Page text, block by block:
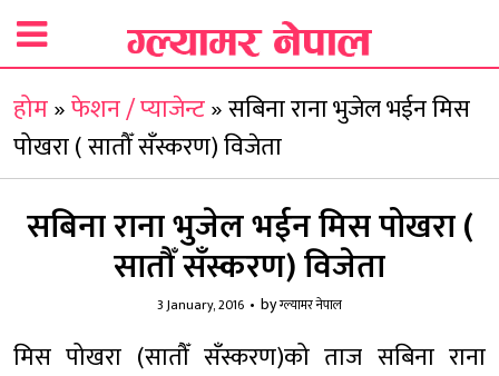
होम»फेशन / प्याजेन्ट»सबिना राना भुजेल भईन मिस
पोखरा ( सातौँ सँस्करण) विजेता
सबिना राना भुजेल भईन मिस पोखरा (
सातौँ सँस्करण) विजेता
3 January, 2016 byग्ल्यामर नेपाल
मिस पोखरा (सातौँ सँस्करण)को ताज सबिना राना